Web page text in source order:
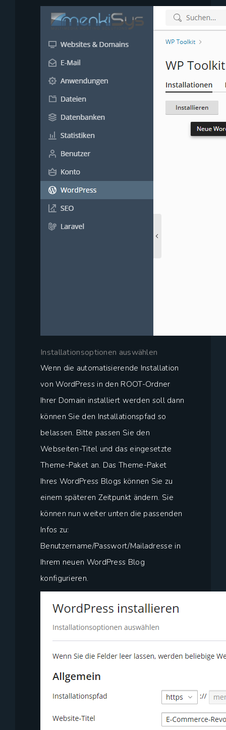
Installationsoptionen auswählen
Wenn die automatisierende Installation
von WordPress in den ROOT-Ordner
Ihrer Domain installiert werden soll dann
können Sie den Installationspfad so
belassen. Bitte passen Sie den
Webseiten-Titel und das eingesetzte
Theme-Paket an. Das Theme-Paket
Ihres WordPress Blogs können Sie zu
einem späteren Zeitpunkt ändern. Sie
können nun weiter unten die passenden
Infos zu:
Benutzername/Passwort/Mailadresse in
Ihrem neuen WordPress Blog
konfigurieren.